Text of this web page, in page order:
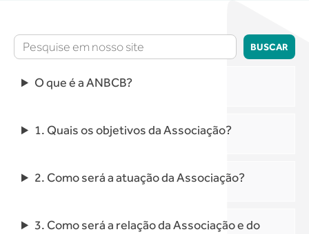
Pesquisar BUSCAR
O que é a ANBCB?
1. Quais os objetivos da Associação?
2. Como será a atuação da Associação?
3. Como será a relação da Associação e do